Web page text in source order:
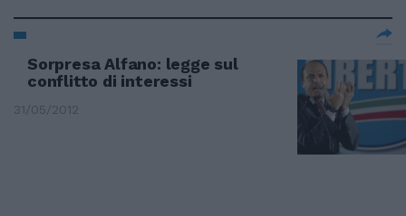
Sorpresa Alfano: legge sul
conflitto di interessi
31/05/2012